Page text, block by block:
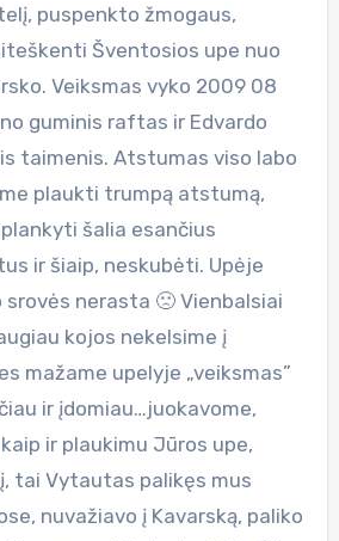
Šventosios upe nuo
Veiksmas vyko 2009 08
guminis raftas ir Edvardo
taimenis. Atstumas viso labo
plaukti trumpą atstumą,
šalia esančius
ir šiaip, neskubėti. Upėje
srovės nerasta 🙁 Vienbalsiai
kojos nekelsime į
mažame upelyje „veiksmas”
ir įdomiau…juokavome,
ir plaukimu Jūros upe,
tai Vytautas palikęs mus
nuvažiavo į Kavarską, paliko